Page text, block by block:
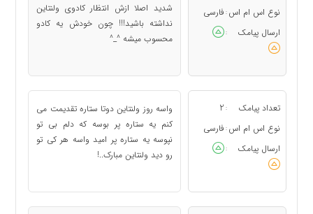
نوع اس ام اس : فارسی
ارسال پیامک
:
شدید اصلا ازش انتظار کادوی ولنتاین
نداشته باشید!!! چون خودش یه کادو
محسوب میشه ^_^
تعداد پیامک :
2
نوع اس ام اس : فارسی
ارسال پیامک
:
واسه روز ولنتاین دوتا ستاره تقدیمت می
کنم یه ستاره پر بوسه که دلم بی تو
نپوسه یه ستاره پر امید واسه هر کی تو
رو دید ولنتاین مبارک..!